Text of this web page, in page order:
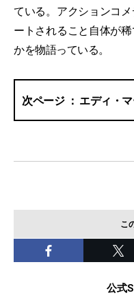
ている。アクションコ
ートされること自体が
かを物語っている。
エディ・
こ
公式